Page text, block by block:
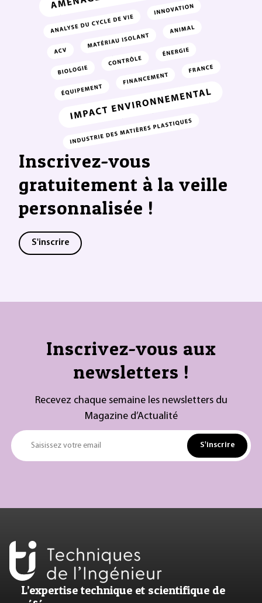
Inscrivez-vous
gratuitement à la veille
personnalisée !
S'inscrire
Inscrivez-vous aux
newsletters !
Recevez chaque semaine les newsletters du
Magazine d’Actualité
Saisissez votre email S'inscrire
L’expertise technique et scientifique de